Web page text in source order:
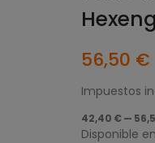
56,50 €
Impuestos
42,40 € —
Disponible